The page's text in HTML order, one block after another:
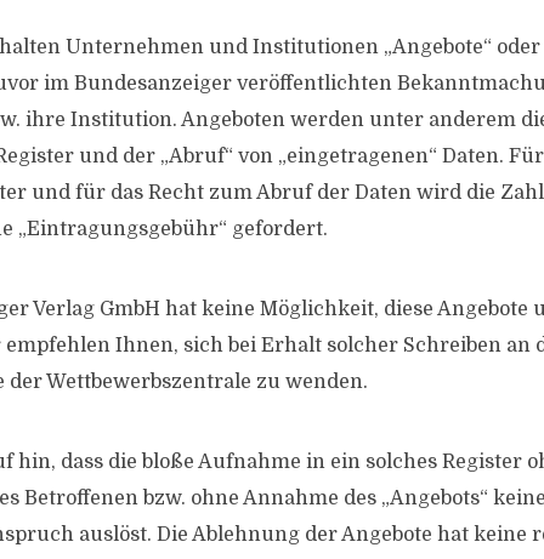
Unternehmen und Institutionen „Angebote“ oder
im Bundesanzeiger veröffentlichten
ihre Institution. Angeboten werden unter anderem
und der „Abruf“ von „eingetragenen“ Daten.
und für das Recht zum Abruf der Daten wird die
„Eintragungsgebühr“ gefordert.
Verlag GmbH hat keine Möglichkeit, diese Angebote
Ihnen, sich bei Erhalt solcher Schreiben an
der Wettbewerbszentrale zu wenden.
hin, dass die bloße Aufnahme in ein solches Register
Betroffenen bzw. ohne Annahme des „Angebots“
auslöst. Die Ablehnung der Angebote hat keine